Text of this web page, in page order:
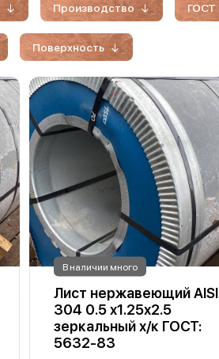
Производство ГОСТ
Поверхность
В наличии много
Лист нержавеющий AISI
304 0.5 х1.25х2.5
зеркальный х/к ГОСТ:
5632-83